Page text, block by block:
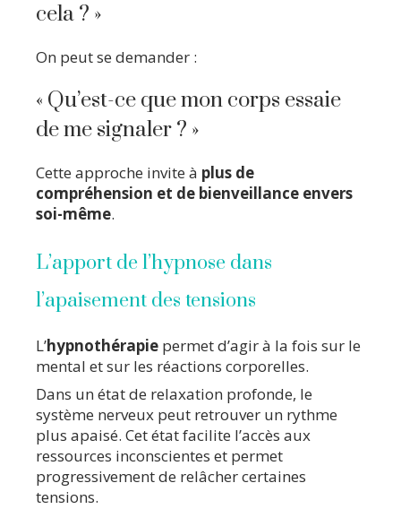
cela ? »
On peut se demander :
« Qu’est-ce que mon corps essaie
de me signaler ? »
Cette approche invite à plus de
compréhension et de bienveillance envers
soi-même.
L’apport de l’hypnose dans
l’apaisement des tensions
L’hypnothérapie permet d’agir à la fois sur le
mental et sur les réactions corporelles.
Dans un état de relaxation profonde, le
système nerveux peut retrouver un rythme
plus apaisé. Cet état facilite l’accès aux
ressources inconscientes et permet
progressivement de relâcher certaines
tensions.